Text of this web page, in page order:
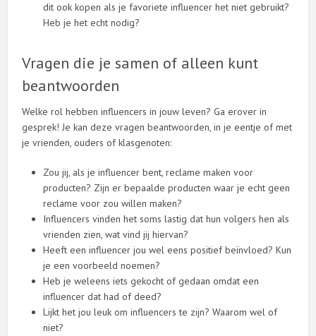
dit ook kopen als je favoriete influencer het niet gebruikt?
Heb je het echt nodig?
Vragen die je samen of alleen kunt
beantwoorden
Welke rol hebben influencers in jouw leven? Ga erover in
gesprek! Je kan deze vragen beantwoorden, in je eentje of met
je vrienden, ouders of klasgenoten:
Zou jij, als je influencer bent, reclame maken voor
producten? Zijn er bepaalde producten waar je echt geen
reclame voor zou willen maken?
Influencers vinden het soms lastig dat hun volgers hen als
vrienden zien, wat vind jij hiervan?
Heeft een influencer jou wel eens positief beïnvloed? Kun
je een voorbeeld noemen?
Heb je weleens iets gekocht of gedaan omdat een
influencer dat had of deed?
Lijkt het jou leuk om influencers te zijn? Waarom wel of
niet?